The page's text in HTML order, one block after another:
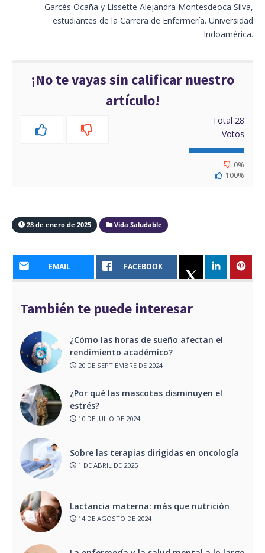
Garcés Ocaña y Lissette Alejandra Montesdeoca Silva,
estudiantes de la Carrera de Enfermería. Universidad
Indoamérica.
¡No te vayas sin calificar nuestro
artículo!
Total 28
Votos
0%
100%
28 de enero de 2025 Vida Saludable
EMAIL FACEBOOK
También te puede interesar
¿Cómo las horas de sueño afectan el
rendimiento académico?
20 DE SEPTIEMBRE DE 2024
¿Por qué las mascotas disminuyen el
estrés?
10 DE JULIO DE 2024
Sobre las terapias dirigidas en oncología
1 DE ABRIL DE 2025
Lactancia materna: más que nutrición
14 DE AGOSTO DE 2024